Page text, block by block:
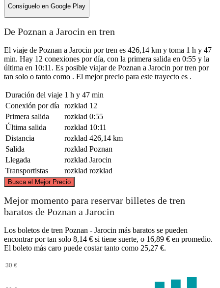
Consíguelo en Google Play
De Poznan a Jarocin en tren
El viaje de Poznan a Jarocin por tren es 426,14 km y toma 1 h y 47
min. Hay 12 conexiones por día, con la primera salida en 0:55 y la
última en 10:11. Es posible viajar de Poznan a Jarocin por tren por
tan solo o tanto como . El mejor precio para este trayecto es .
Duración del viaje 1 h y 47 min
Conexión por día
rozklad 12
Primera salida
rozklad 0:55
Última salida
rozklad 10:11
Distancia
rozklad 426,14 km
Salida
rozklad Poznan
Llegada
rozklad Jarocin
Transportistas
rozklad rozklad
Busca el Mejor Precio
Poznan
©
Mejor momento para reservar billetes de tren
baratos de Poznan a Jarocin
Los boletos de tren Poznan - Jarocin más baratos se pueden
encontrar por tan solo 8,14 € si tiene suerte, o 16,89 € en promedio.
El boleto más caro puede costar tanto como 25,27 €.